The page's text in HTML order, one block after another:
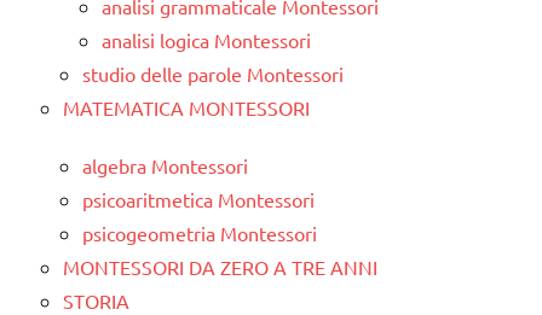
analisi grammaticale Montessori
analisi logica Montessori
studio delle parole Montessori
MATEMATICA MONTESSORI
algebra Montessori
psicoaritmetica Montessori
psicogeometria Montessori
MONTESSORI DA ZERO A TRE ANNI
STORIA